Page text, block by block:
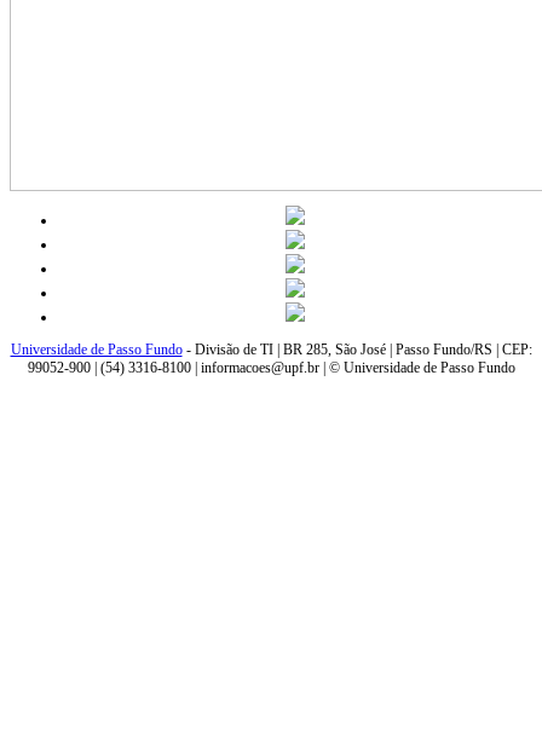
Universidade de Passo Fundo- Divisão de TI | BR 285, São José | Passo Fundo/RS | CEP:
99052-900 | (54) 3316-8100 | informacoes@upf.br | © Universidade de Passo Fundo